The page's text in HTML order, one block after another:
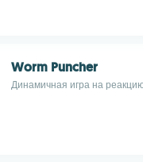
Worm Puncher
Динамичная игра на